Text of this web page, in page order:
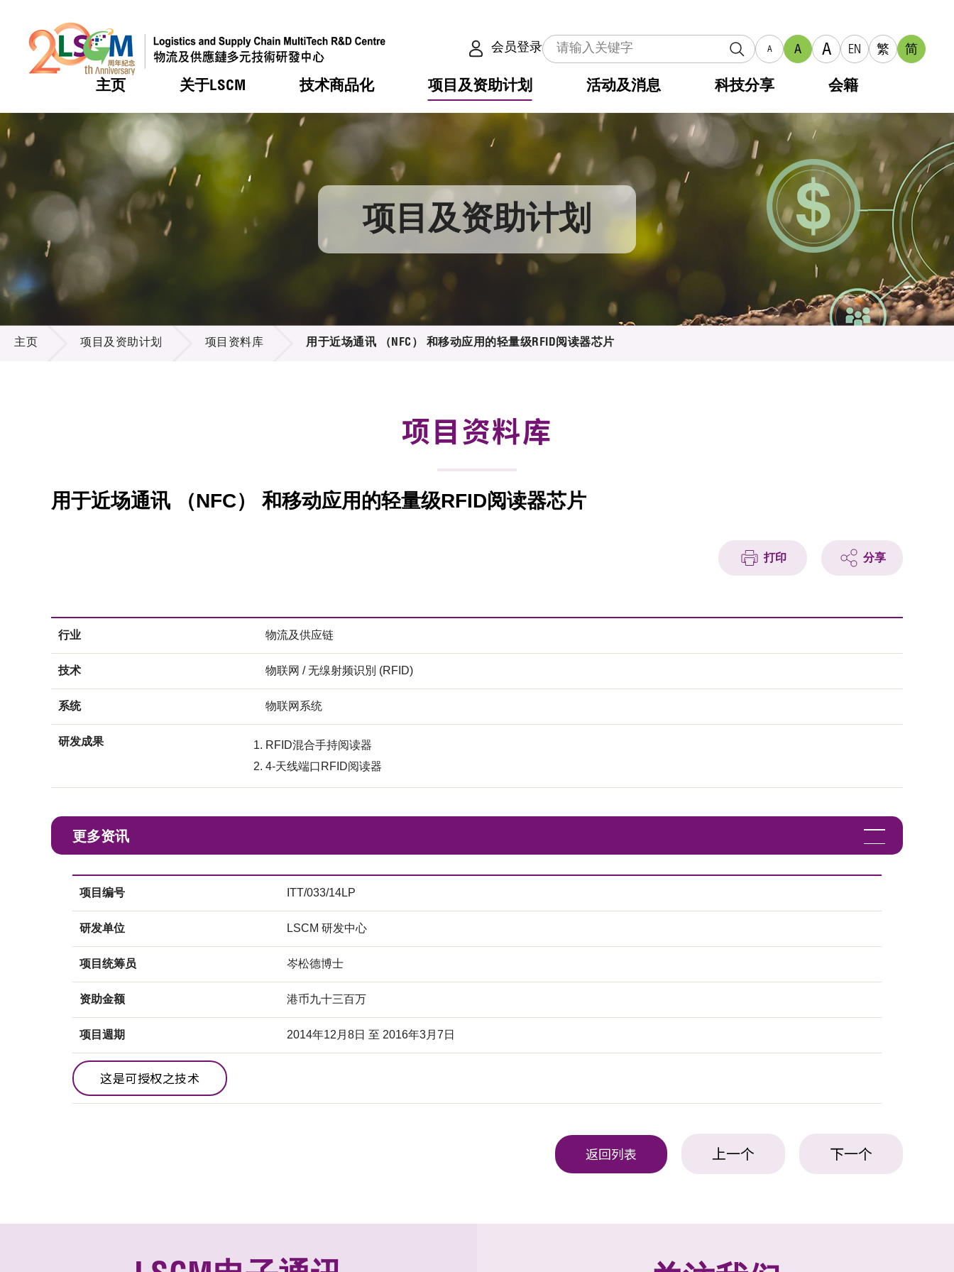
会员登录 A A A EN 繁 简
主页 关于LSCM
热门
LSCM 动向
机构简介
服务范畴
组织架构
供应商登记
技术商品化
热门
LSCM 动向
服务
应用于公共服务之创新技术
项目及资助计划
热门
LSCM 动向
合作计划
资助计划
项目资料库
活动及消息
热门
LSCM 动向
活动
业界活动
奖项
多媒体
出版刊物
科技分享 会籍
热门
LSCM 动向
会籍及服务
会员列表
项目及资助计划
项目及资助计划
主页 项目及资助计划 项目资料库 用于近场通讯 （NFC） 和移动应用的轻量级RFID阅读器芯片
项目资料库
用于近场通讯 （NFC） 和移动应用的轻量级RFID阅读器芯片
打印 分享
行业 物流及供应链
技术 物联网 / 无缐射频识別 (RFID)
系统 物联网系统
研发成果
RFID混合手持阅读器
4-天线端口RFID阅读器
更多资讯
项目编号 ITT/033/14LP
研发单位 LSCM 研发中心
项目统筹员 岑松德博士
资助金额 港币九十三百万
项目週期 2014年12月8日 至 2016年3月7日
这是可授权之技术
返回列表 上一个 下一个